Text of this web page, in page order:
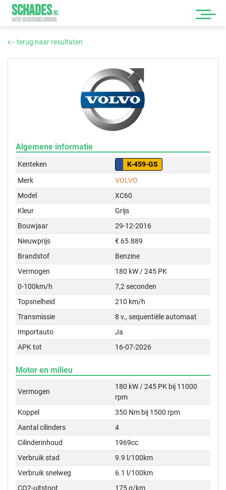
SCHADES.NL
AUTO SCHADEMELDINGEN
terug naar resultaten
Algemene informatie
Kenteken
K-459-GS
Merk
VOLVO
Model
XC60
Kleur
Grijs
Bouwjaar
29-12-2016
Nieuwprijs
€ 65.889
Brandstof
Benzine
Vermogen
180 kW / 245 PK
0-100km/h
7,2 seconden
Topsnelheid
210 km/h
Transmissie
8 v., sequentiële automaat
Importauto
Ja
APK tot
16-07-2026
Motor en milieu
Vermogen
180 kW / 245 PK bij 11000
rpm
Koppel
350 Nm bij 1500 rpm
Aantal cilinders
4
Cilinderinhoud
1969cc
Verbruik stad
9.9 l/100km
Verbruik snelweg
6.1 l/100km
CO2-uitstoot
175 g/km